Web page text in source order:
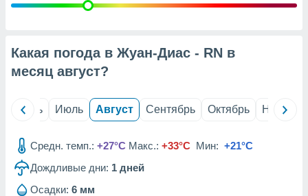
данных
Какая погода в Жуан-Диас - RN в
месяц август?
Июнь Июль Август Сентябрь Октябрь Ноябрь
Средн. темп.: +27°C Макс.: +33°C Мин: +21°C
Дождливые дни: 1 дней
Осадки: 6 мм